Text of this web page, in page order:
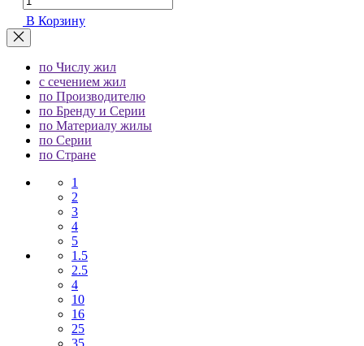
В Корзину
по Числу жил
с сечением жил
по Производителю
по Бренду и Серии
по Материалу жилы
по Серии
по Стране
1
2
3
4
5
1.5
2.5
4
10
16
25